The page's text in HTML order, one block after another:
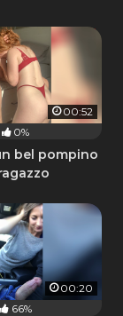
00:52
0%
bel pompino
00:20
66%